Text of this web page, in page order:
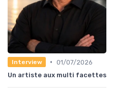
Interview • 01/07/2026
Un artiste aux multi facettes